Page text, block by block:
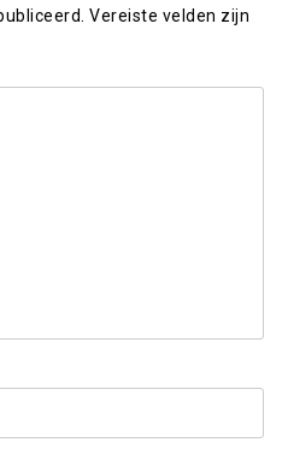
Vereiste velden zijn